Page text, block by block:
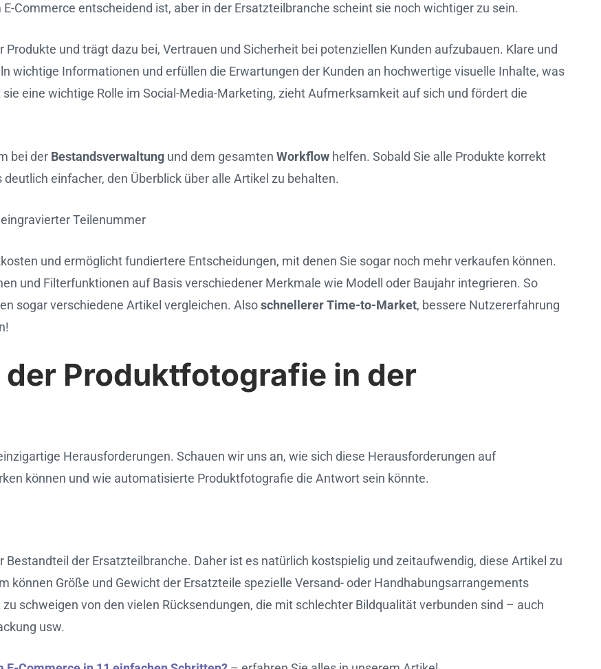
Commerce entscheidend ist, aber in der Ersatzteilbranche scheint sie noch wichtiger zu sein.
und trägt dazu bei, Vertrauen und Sicherheit bei potenziellen Kunden aufzubauen. Klare und
wichtige Informationen und erfüllen die Erwartungen der Kunden an hochwertige visuelle Inhalte, was
eine wichtige Rolle im Social-Media-Marketing, zieht Aufmerksamkeit auf sich und fördert die
bei der Bestandsverwaltung und dem gesamten Workflow helfen. Sobald Sie alle Produkte korrekt
einfacher, den Überblick über alle Artikel zu behalten.
Teilenummer
und ermöglicht fundiertere Entscheidungen, mit denen Sie sogar noch mehr verkaufen können.
und Filterfunktionen auf Basis verschiedener Merkmale wie Modell oder Baujahr integrieren. So
sogar verschiedene Artikel vergleichen. Alsoschnellerer Time-to-Market, bessere Nutzererfahrung
Produktfotografie in der
Herausforderungen. Schauen wir uns an, wie sich diese Herausforderungen auf
können und wie automatisierte Produktfotografie die Antwort sein könnte.
der Ersatzteilbranche. Daher ist es natürlich kostspielig und zeitaufwendig, diese Artikel zu
Größe und Gewicht der Ersatzteile spezielle Versand- oder Handhabungsarrangements
schweigen von den vielen Rücksendungen, die mit schlechter Bildqualität verbunden sind – auch
usw.